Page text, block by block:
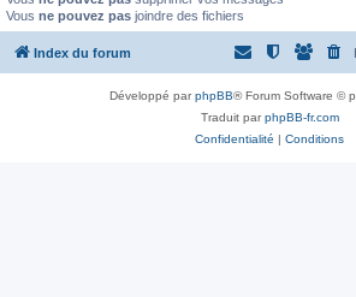
Vous ne pouvez pas joindre des fichiers
Index du forum
Développé parphpBB® Forum Software ©
Traduit parphpBB-fr.com
Confidentialité | Conditions